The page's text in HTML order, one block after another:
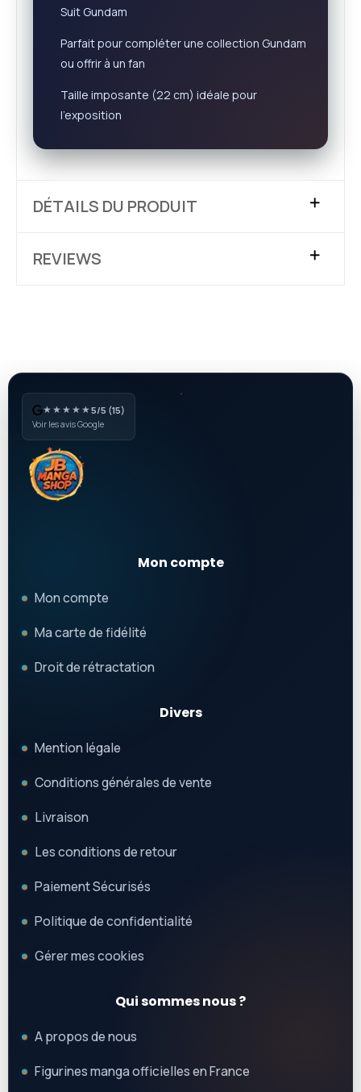
Suit Gundam
Parfait pour compléter une collection Gundam
ou offrir à un fan
Taille imposante (22 cm) idéale pour
l’exposition
DÉTAILS DU PRODUIT
REVIEWS
★★★★★5/5 (15)
Voir les avis Google
Mon compte
Mon compte
Ma carte de fidélité
Droit de rétractation
Divers
Mention légale
Conditions générales de vente
Livraison
Les conditions de retour
Paiement Sécurisés
Politique de confidentialité
Gérer mes cookies
Qui sommes nous ?
A propos de nous
Figurines manga officielles en France